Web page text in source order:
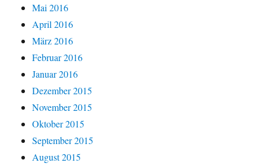
Mai 2016
April 2016
März 2016
Februar 2016
Januar 2016
Dezember 2015
November 2015
Oktober 2015
September 2015
August 2015